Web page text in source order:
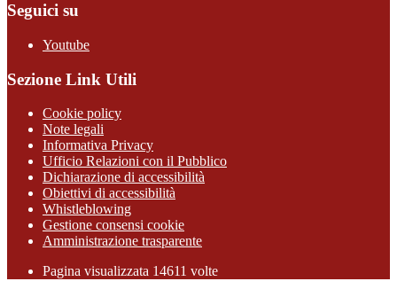
Seguici su
Youtube
Sezione Link Utili
Cookie policy
Note legali
Informativa Privacy
Ufficio Relazioni con il Pubblico
Dichiarazione di accessibilità
Obiettivi di accessibilità
Whistleblowing
Gestione consensi cookie
Amministrazione trasparente
Pagina visualizzata 14611 volte